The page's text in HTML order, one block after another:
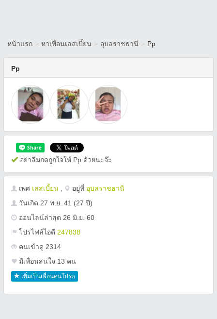
หน้าแรก > หาเพื่อนเลสเบี้ยน > อุบลราชธานี > Pp
Pp
อย่าลืมกดถูกใจให้ Pp ด้วยนะจ๊ะ
เพศ เลสเบี้ยน อยู่ที่ อุบลราชธานี
วันเกิด 27 พ.ย. 41 (27 ปี)
ออนไลน์ล่าสุด 26 มิ.ย. 60
โปรไฟล์ไอดี 247838
คนเข้าดู 2314
มีเพื่อนสนใจ 13 คน
เพิ่มเป็นเพื่อนคนโปรด